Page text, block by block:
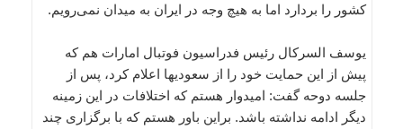
کشور را بردارد اما به هیچ وجه در ایران به میدان نمی‌رویم.
یوسف السرکال رئیس فدراسیون فوتبال امارات هم که
پیش از این حمایت خود را از سعودیها اعلام کرد، پس از
جلسه دوحه گفت: امیدوار هستم که اختلافات در این زمینه
دیگر ادامه نداشته باشد. براین باور هستم که با برگزاری چند